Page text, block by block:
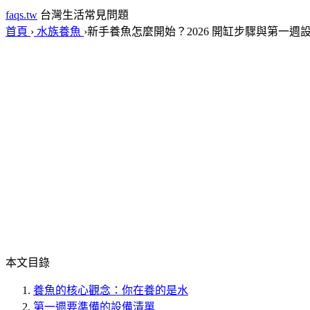
faqs.tw 台灣生活常見問題
首頁 › 水族養魚 ›新手養魚怎麼開始？2026 開缸步驟與第一週
本文目錄
養魚的核心觀念：你在養的是水
第一週要準備的設備清單